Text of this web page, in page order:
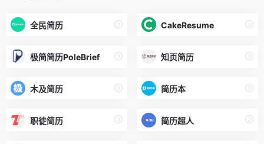
全民简历 CakeResume
极简简历PoleBrief 知页简历
木及简历 简历本
职徒简历 简历超人